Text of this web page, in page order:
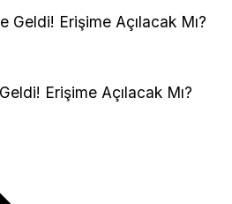
Erişime Açılacak Mı?